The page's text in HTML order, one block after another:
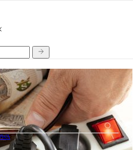
nie wierzą w